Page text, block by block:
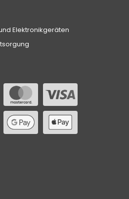
Elektronikgeräten